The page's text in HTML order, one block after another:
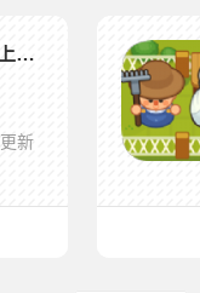
三国大时代3上帝版
更新